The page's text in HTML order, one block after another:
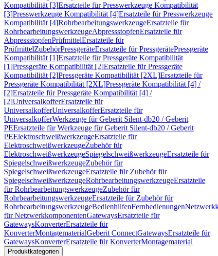
Kompatibilität [3]Ersatzteile für Presswerkzeuge Kompatibilität
[3]Presswerkzeuge Kompatibilität [4]Ersatzteile für Presswerkzeuge
Kompatibilität [4]RohrbearbeitungswerkzeugeErsatzteile für
RohrbearbeitungswerkzeugeAbpressstopfenErsatzteile für
AbpressstopfenPrüfmittelErsatzteile für
PrüfmittelZubehörPressgeräteErsatzteile für PressgerätePressgeräte
Kompatibilität [1]Ersatzteile für Pressgeräte Kompatibilität
[1]Pressgeräte Kompatibilität [2]Ersatzteile für Pressgeräte
Kompatibilität [2]Pressgeräte Kompatibilität [2XL]Ersatzteile für
Pressgeräte Kompatibilität [2XL]Pressgeräte Kompatibilität [4] /
[2]Ersatzteile für Pressgeräte Kompatibilität [4] /
[2]UniversalkofferErsatzteile für
UniversalkofferUniversalkofferErsatzteile für
UniversalkofferWerkzeuge für Geberit Silent-db20 / Geberit
PEErsatzteile für Werkzeuge für Geberit Silent-db20 / Geberit
PEElektroschweißwerkzeugeErsatzteile für
ElektroschweißwerkzeugeZubehör für
ElektroschweißwerkzeugeSpiegelschweißwerkzeugeErsatzteile für
SpiegelschweißwerkzeugeZubehör für
SpiegelschweißwerkzeugeErsatzteile für Zubehör für
SpiegelschweißwerkzeugeRohrbearbeitungswerkzeugeErsatzteile
für RohrbearbeitungswerkzeugeZubehör für
RohrbearbeitungswerkzeugeErsatzteile für Zubehör für
RohrbearbeitungswerkzeugeBedienhilfenFernbedienungen
für NetzwerkkomponentenGatewaysErsatzteile für
GatewaysKonverterErsatzteile für
KonverterMontagematerialGeberit ConnectGatewaysErsatzteile für
GatewaysKonverterErsatzteile für KonverterMontagematerial
Produktkategorien